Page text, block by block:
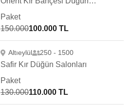
Paket
150.000100.000 TL
Altıeylül 250 - 1500
Safir Kır Düğün Salonları
Paket
130.000110.000 TL